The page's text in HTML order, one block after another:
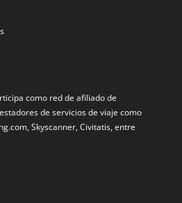
como red de afiliado de
de servicios de viaje como
Skyscanner, Civitatis, entre